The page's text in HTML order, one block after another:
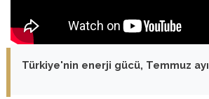
Türkiye'nin enerji gücü, Temmuz